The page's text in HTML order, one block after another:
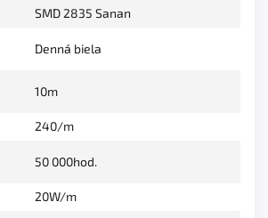
SMD 2835 Sanan
Denná biela
10m
240/m
50 000hod.
20W/m